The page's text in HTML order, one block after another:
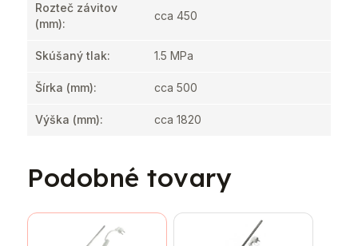
Rozteč závitov
(mm):
cca 450
Skúšaný tlak: 1.5 MPa
Šírka (mm): cca 500
Výška (mm): cca 1820
Podobné tovary